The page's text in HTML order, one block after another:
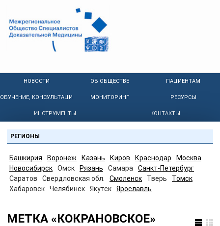
НОВОСТИ ОБ ОБЩЕСТВЕ ПАЦИЕНТАМ
ОБУЧЕНИЕ, КОНСУЛЬТАЦИИ МОНИТОРИНГ РЕСУРСЫ
ИНСТРУМЕНТЫ КОНТАКТЫ
РЕГИОНЫ
Башкирия Воронеж Казань Киров Краснодар
Москва
Новосибирск
Омск Рязань Самара
Санкт-Петербург
Саратов
Свердловская обл. Смоленск Тверь
Томск
Хабаровск
Челябинск Якутск Ярославль
МЕТКА «КОКРАНОВСКОЕ»